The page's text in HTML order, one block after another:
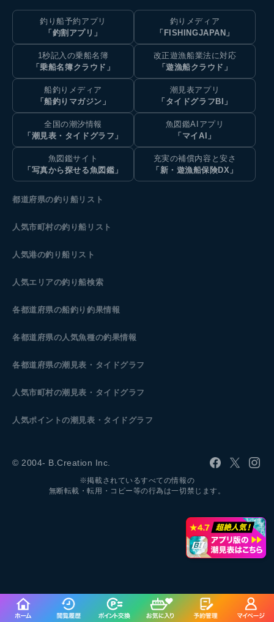
釣り船予約アプリ
「釣割アプリ」
釣りメディア
「FISHINGJAPAN」
1秒記入の乗船名簿
「乗船名簿クラウド」
改正遊漁船業法に対応
「遊漁船クラウド」
船釣りメディア
「船釣りマガジン」
潮見表アプリ
「タイドグラフBI」
全国の潮汐情報
「潮見表・タイドグラフ」
魚図鑑AIアプリ
「マイAI」
魚図鑑サイト
「写真から探せる魚図鑑」
充実の補償内容と安さ
「新・遊漁船保険DX」
都道府県の釣り船リスト
人気市町村の釣り船リスト
人気港の釣り船リスト
人気エリアの釣り船検索
各都道府県の船釣り釣果情報
各都道府県の人気魚種の釣果情報
各都道府県の潮見表 ・タイドグラフ
人気市町村の潮見表・タイドグラフ
人気ポイントの潮見表・タイドグラフ
© 2004- B.Creation Inc.
※掲載されているすべての情報の
無断転載・転用・コピー等の行為は一切禁じます。